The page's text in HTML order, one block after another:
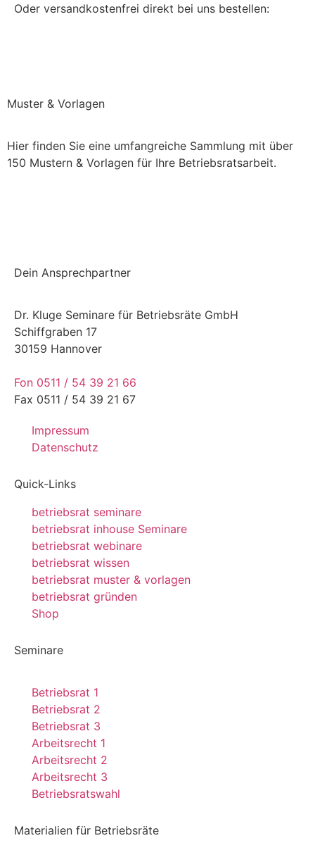
Oder versandkostenfrei direkt bei uns bestellen:
Muster & Vorlagen
Hier finden Sie eine umfangreiche Sammlung mit über
150 Mustern & Vorlagen für Ihre Betriebsratsarbeit.
Dein Ansprechpartner
Dr. Kluge Seminare für Betriebsräte GmbH
Schiffgraben 17
30159 Hannover
Fon 0511 / 54 39 21 66
Fax 0511 / 54 39 21 67
Impressum
Datenschutz
Quick-Links
betriebsrat seminare
betriebsrat inhouse Seminare
betriebsrat webinare
betriebsrat wissen
betriebsrat muster & vorlagen
betriebsrat gründen
Shop
Seminare
Betriebsrat 1
Betriebsrat 2
Betriebsrat 3
Arbeitsrecht 1
Arbeitsrecht 2
Arbeitsrecht 3
Betriebsratswahl
Materialien für Betriebsräte